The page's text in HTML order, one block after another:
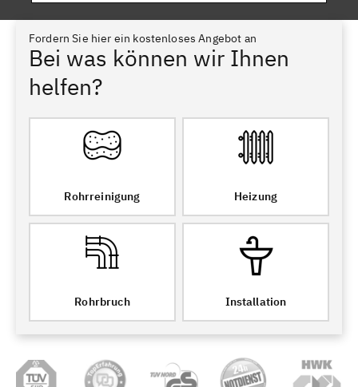
Fordern Sie hier ein kostenloses Angebot an
Bei was können wir Ihnen
helfen?
Rohrreinigung Heizung
Rohrbruch Installation